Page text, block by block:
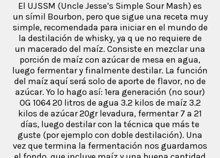
El UJSSM (Uncle Jesse’s Simple Sour Mash) es
un símil Bourbon, pero que sigue una receta muy
simple, recomendada para iniciar en el mundo de
la destilación de whisky, ya q ue no requiere de
un macerado del maíz. Consiste en mezclar una
porción de maíz con azúcar de mesa en agua,
luego fermentar y finalmente destilar. La función
del maíz aquí será solo de aporte de flavor, no de
azúcar. Yo lo hago así: 1era generación (no sour)
OG 1064 20 litros de agua 3.2 kilos de maíz 3.2
kilos de azúcar 20gr levadura, fermentar 7 a 21
días, luego destilar con la técnica que más te
guste (por ejemplo con doble destilación). Una
vez que termina la fermentación nos guardamos